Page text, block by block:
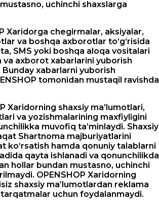
uchinchi shaxslarga
Xaridorga chegirmalar, aksiyalar,
va boshqa axborotlar to‘g‘risida
SMS yoki boshqa aloqa vositalari
va axborot xabarlarini yuborish
xabarlarni yuborish
tomonidan mustaqil ravishda
Xaridorning shaxsiy ma’lumotlari,
va yozishmalarining maxfiyligini
muvofiq ta’minlaydi. Shaxsiy
Shartnoma majburiyatlarini
ko‘rsatish hamda qonuniy talablarni
qayta ishlanadi va qonunchilikda
hollar bundan mustasno, uchinchi
OPENSHOP Xaridorning
shaxsiy ma’lumotlardan reklama
uchun foydalanmaydi.